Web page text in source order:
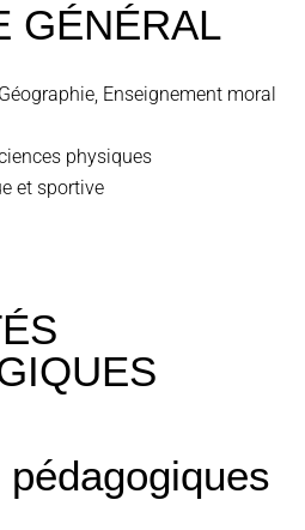
GÉNÉRAL
Enseignement moral
physiques
et sportive